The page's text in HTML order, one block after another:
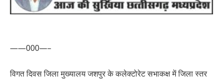
——000—–
विगत दिवस जिला मुख्यालय जशपुर के कलेक्टोरेट सभाकक्ष में जिला स्तर